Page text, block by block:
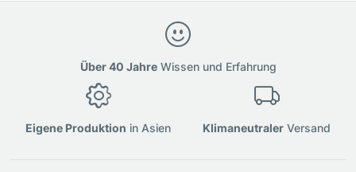
Über 40 JahreWissen und Erfahrung
Eigene Produktion in Asien Klimaneutraler Versand